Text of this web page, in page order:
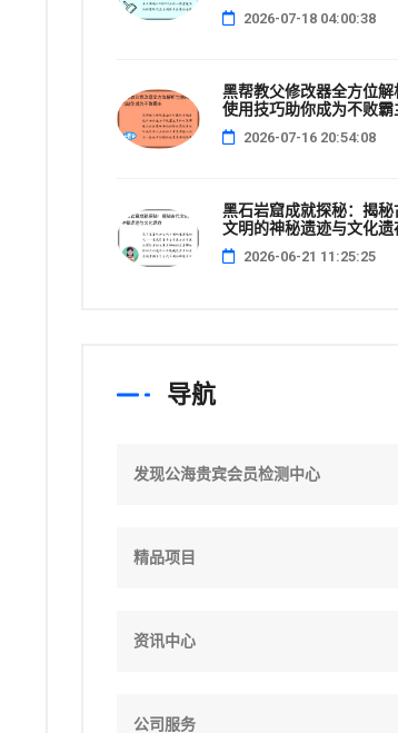
2026-07-18 04:00:38
黑帮教父修改器全方位解
使用技巧助你成为不败霸
2026-07-16 20:54:08
黑石岩窟成就探秘：揭秘
文明的神秘遗迹与文化遗
2026-06-21 11:25:25
导航
发现公海贵宾会员检测中心
精品项目
资讯中心
公司服务